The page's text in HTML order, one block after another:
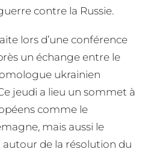
contre la Russie.
lors d’une conférence
un échange entre le
ukrainien
jeudi a lieu un sommet à
comme le
mais aussi le
de la résolution du